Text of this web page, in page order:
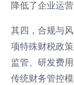
降低了企业运营
其四，合规与
项特殊财税政
监管、研发费
传统财务管控